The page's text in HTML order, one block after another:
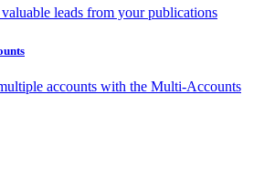
valuable leads from your publications
accounts with the Multi-Accounts